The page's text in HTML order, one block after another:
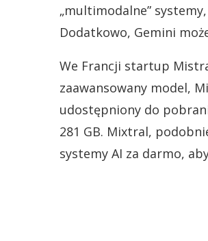
„multimodalne”
Dodatkowo, Gemini
We Francji startup
zaawansowany model,
udostępniony do
281 GB. Mixtral,
systemy AI za darmo,